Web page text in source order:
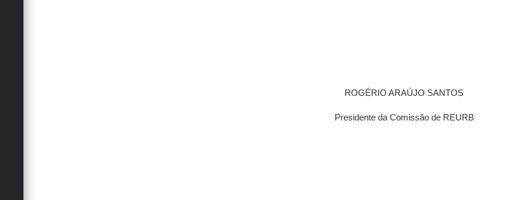
ROGÉRIO ARAÚJO SANTOS
Presidente da Comissão de REURB